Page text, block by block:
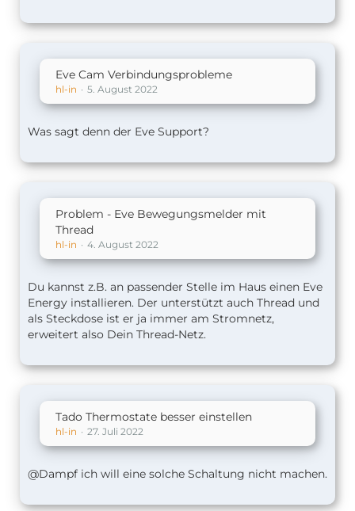
Eve Cam Verbindungsprobleme
hl-in 5. August 2022
Was sagt denn der Eve Support?
Problem - Eve Bewegungsmelder mit
Thread
hl-in 4. August 2022
Du kannst z.B. an passender Stelle im Haus einen Eve
Energy installieren. Der unterstützt auch Thread und
als Steckdose ist er ja immer am Stromnetz,
erweitert also Dein Thread-Netz.
Tado Thermostate besser einstellen
hl-in 27. Juli 2022
@Dampf ich will eine solche Schaltung nicht machen.